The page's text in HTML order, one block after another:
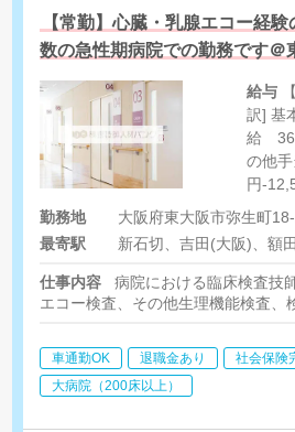
【常勤】心臓・乳腺エコー経
数の急性期病院での勤務です＠
給与
訳] 基
給
の他
円-
験に
者
7,000
当
通勤
勤務地
大阪府東大阪市弥生町
最寄駅
新石切、吉田(大阪)、額
仕事内容
病院における臨床検査技
エコー検査、その他生理機能検査、
車通勤OK 退職金あり
社会保険
大病院（200床以上）